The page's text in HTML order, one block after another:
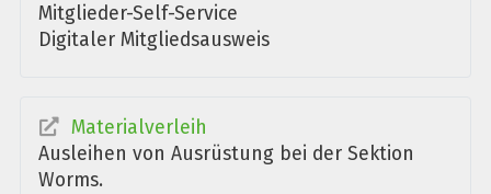
Mitglieder-Self-Service
Digitaler Mitgliedsausweis
Materialverleih
Ausleihen von Ausrüstung bei der Sektion
Worms.